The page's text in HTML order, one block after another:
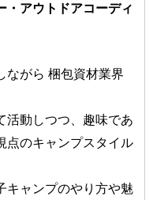
・アウトドアコーディ
ながら 梱包資材業界
活動しつつ、趣味であ
点のキャンプスタイル
キャンプのやり方や魅